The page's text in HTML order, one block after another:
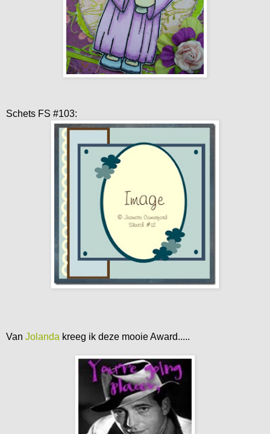
Schets FS #103:
Van Jolanda kreeg ik deze mooie Award.....